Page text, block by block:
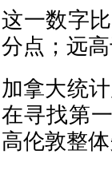
这一数字
分点；远
加拿大统
在寻找第
高伦敦整